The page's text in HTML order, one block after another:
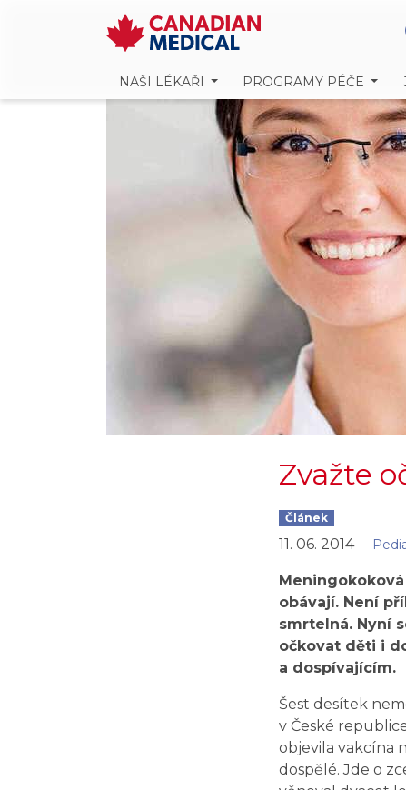
NAŠI LÉKAŘI PROGRAMY PÉČE
Zvažte
Článek
11. 06. 2014
obávají. Není
smrtelná. Nyní
očkovat děti i
a dospívajícím.
Šest desítek
v České
objevila vakcína
dospělé. Jde o